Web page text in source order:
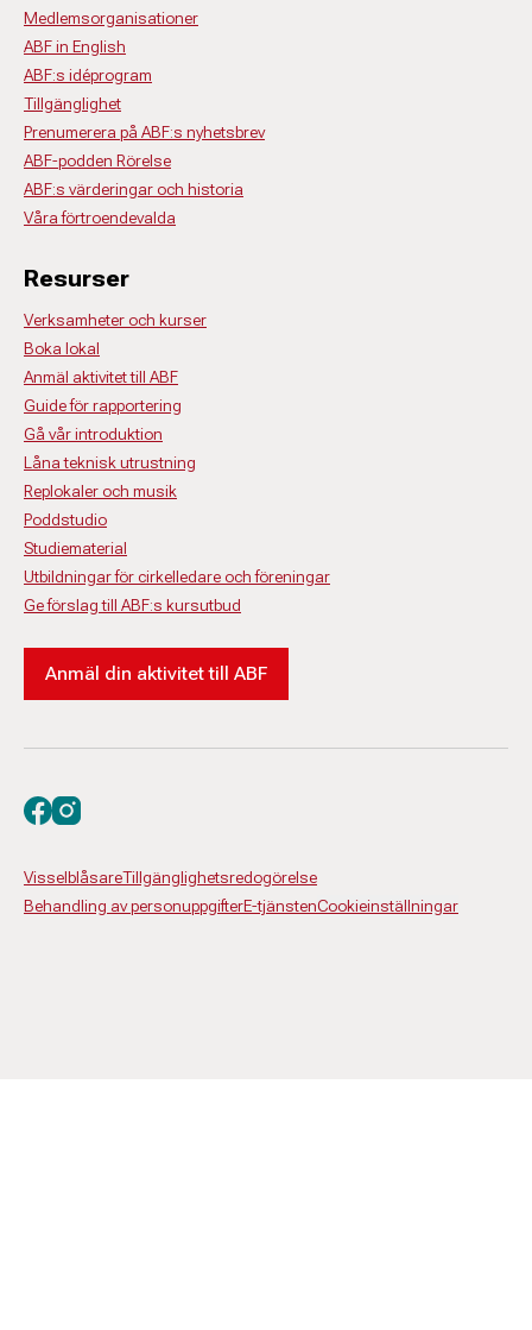
Medlemsorganisationer
ABF in English
ABF:s idéprogram
Tillgänglighet
Prenumerera på ABF:s nyhetsbrev
ABF-podden Rörelse
ABF:s värderingar och historia
Våra förtroendevalda
Resurser
Verksamheter och kurser
Boka lokal
Anmäl aktivitet till ABF
Guide för rapportering
Gå vår introduktion
Låna teknisk utrustning
Replokaler och musik
Poddstudio
Studiematerial
Utbildningar för cirkelledare och föreningar
Ge förslag till ABF:s kursutbud
Anmäl din aktivitet till ABF
VisselblåsareTillgänglighetsredogörelse
Behandling av personuppgifterE-tjänstenCookieinställningar
Besök oss på facebook
Besök oss på instagram